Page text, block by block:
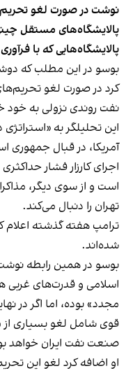
نوشت در صورت لغو
پالایشگاه‌های مستقل
پالایشگاه‌هایی که با
کرد در صورت لغو
نفت روندی نزولی به خود
این تحلیلگر به
آمریکا، در قبال جمهوری
اجرای کارزار فشار
است و از سوی دیگر،
تهران را دنبال می‌کند.
ترامپ هفته گذشته اعلام
شده‌اند.
بوسو در همین رابطه
اسلامی و قدرت‌های غربی
مجدد» بوده، اما اگر در
قوی شامل لغو بسیاری از
صنعت نفت ایران خواهد
او اضافه کرد لغو این